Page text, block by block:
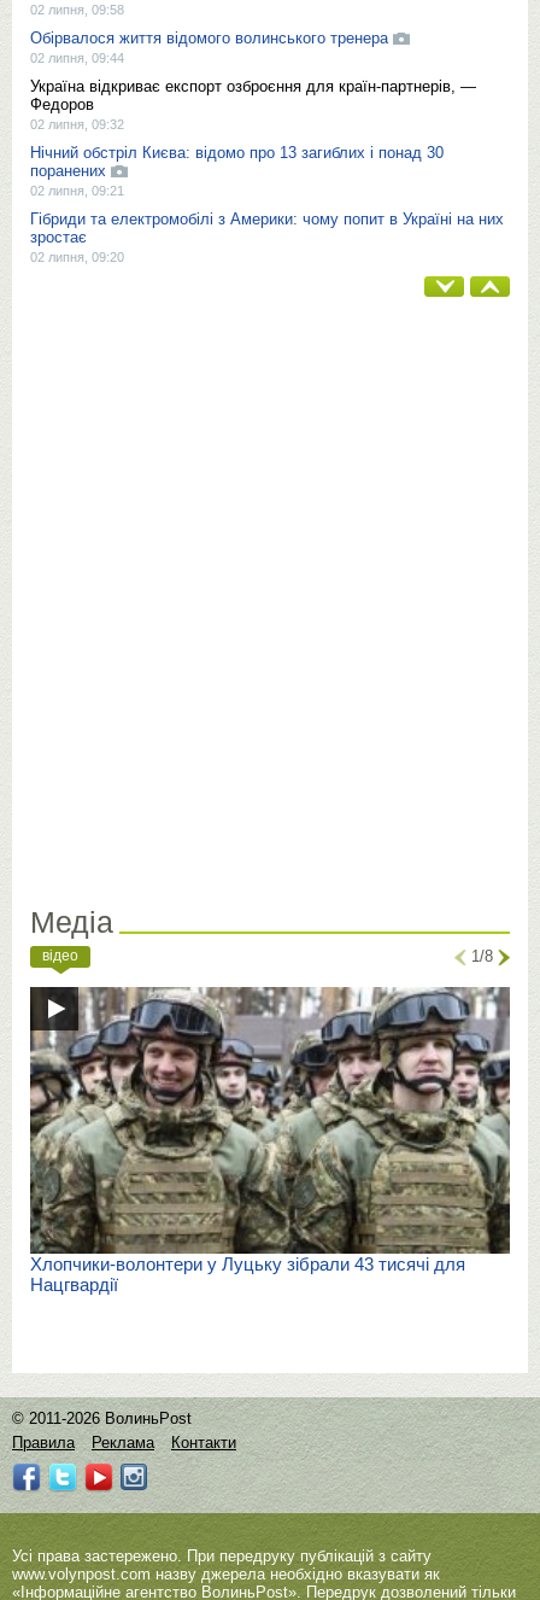
02 липня, 09:58
Обірвалося життя відомого волинського тренера
02 липня, 09:44
Україна відкриває експорт озброєння для країн-партнерів, —
Федоров
02 липня, 09:32
Нічний обстріл Києва: відомо про 13 загиблих і понад 30
поранених
02 липня, 09:21
Гібриди та електромобілі з Америки: чому попит в Україні на них
зростає
02 липня, 09:20
Медіа
відео 1/8
Хлопчики-волонтери у Луцьку зібрали 43 тисячі для
Нацгвардії
© 2011-2026 ВолиньPost
Правила
Реклама Контакти
Усі права застережено. При передруку публікацій з сайту
www.volynpost.com назву джерела необхідно вказувати як
«Інформаційне агентство ВолиньPost». Передрук дозволений тільки